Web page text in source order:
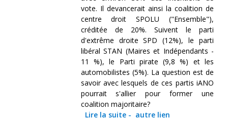
vote. Il devancerait ainsi la coalition de
centre droit SPOLU ("Ensemble"),
créditée de 20%. Suivent le parti
d'extrême droite SPD (12%), le parti
libéral STAN (Maires et Indépendants -
11 %), le Parti pirate (9,8 %) et les
automobilistes (5%). La question est de
savoir avec lesquels de ces partis iANO
pourrait s'allier pour former une
coalition majoritaire?
Lire la suite- autre lien